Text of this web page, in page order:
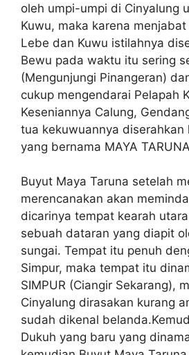
oleh umpi-umpi di Cinyalung
Kuwu, maka karena
Lebe dan Kuwu istilahnya
Bewu pada waktu itu sering
(Mengunjungi Pinangeran)
cukup mengendarai Pelapah
Keseniannya Calung,
tua kekuwuannya diserahkan
yang bernama MAYA
Buyut Maya Taruna setelah
merencanakan akan
dicarinya tempat kearah
sebuah dataran yang diapit
sungai. Tempat itu penuh
Simpur, maka tempat itu
SIMPUR (Ciangir Sekarang),
Cinyalung dirasakan kurang
sudah dikenal
Dukuh yang baru yang